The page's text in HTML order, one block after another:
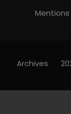
Archives